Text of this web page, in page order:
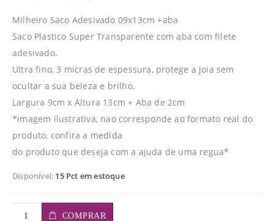
Milheiro Saco Adesivado 09x13cm +aba
Saco Plastico Super Transparente com aba com filete
adesivado.
Ultra fino, 3 micras de espessura, protege a joia sem
ocultar a sua beleza e brilho.
Largura 9cm x Altura 13cm + Aba de 2cm
*imagem ilustrativa, nao corresponde ao formato real do
produto, confira a medida
do produto que deseja com a ajuda de uma regua*
Disponível: 15 Pct em estoque
COMPRAR